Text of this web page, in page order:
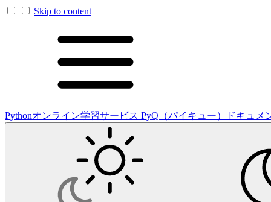
Skip to content
Pythonオンライン学習サービス PyQ（パイキュー）ドキュメ